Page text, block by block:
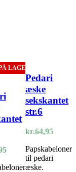
LAGE
Pedari
æske
sekskantet
str.6
kr.64,95
Papskabeloner
til pedari
æske.